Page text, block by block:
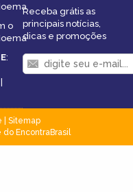
o
:
|
Receba grátis as
principais notícias,
dicas e promoções
Sitemap
EncontraBrasil